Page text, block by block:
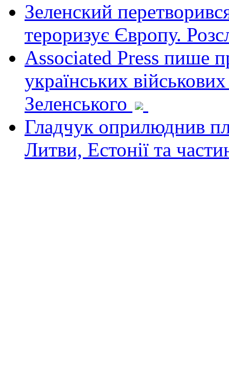
Зеленский
тероризує Європу.
Associated Press пише
українських
Зеленського
Гладчук оприлюднив
Литви, Естонії та